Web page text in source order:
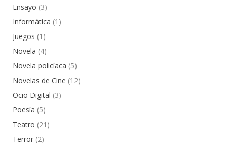
Ensayo (3)
Informática (1)
Juegos (1)
Novela (4)
Novela policíaca (5)
Novelas de Cine (12)
Ocio Digital (3)
Poesía (5)
Teatro (21)
Terror (2)